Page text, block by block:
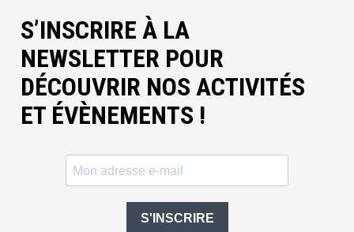
S’INSCRIRE À LA
NEWSLETTER POUR
DÉCOUVRIR NOS ACTIVITÉS
ET ÉVÈNEMENTS !
S'INSCRIRE